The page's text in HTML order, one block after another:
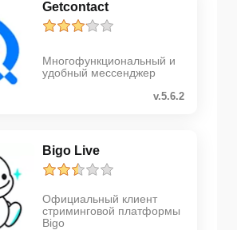
Getcontact
Многофункциональный и
удобный мессенджер
v.5.6.2
Bigo Live
Официальный клиент
стриминговой платформы
Bigo